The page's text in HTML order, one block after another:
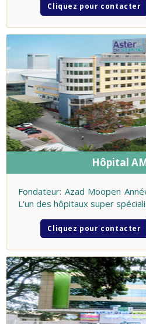
Cliquez pour contacter
Hôpital
Fondateur: Azad Moopen
L'un des hôpitaux super
Cliquez pour contacter